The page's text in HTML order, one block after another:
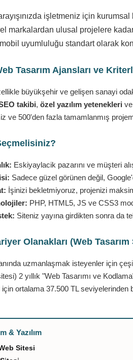
işletmeniz için
markalardan ulusal projelere
mobil uyumluluğu standart olarak
Tasarım Ajansları ve
büyükşehir ve gelişen sanayi
takibi, özel yazılım yetenekleri
ve 500'den fazla tamamlanmış
Eskiyaylacik pazarını ve müşteri
Sadece güzel görünen değil,
İşinizi bekletmiyoruz, projenizi
PHP, HTML5, JS ve CSS3
Siteniz yayına girdikten sonra da
Olanakları (Web Tasarım
uzmanlaşmak isteyenler için
2 yıllık "Web Tasarımı ve
ortalama 37.500 TL seviyelerinden
& Yazılım
Sitesi